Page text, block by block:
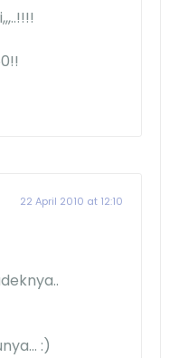
22 April 2010 at 12:10
:)